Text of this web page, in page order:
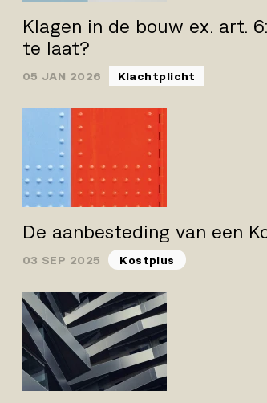
Klagen in de bouw ex. art.
te laat?
05 JAN 2026 Klachtplicht
De aanbesteding van een
03 SEP 2025 Kostplus